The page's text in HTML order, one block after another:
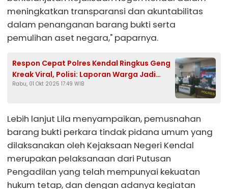
meningkatkan transparansi dan akuntabilitas
dalam penanganan barang bukti serta
pemulihan aset negara," paparnya.
Respon Cepat Polres Kendal Ringkus Geng
Kreak Viral, Polisi: Laporan Warga Jadi
Kunci
Rabu, 01 Okt 2025 17:49 WIB
Lebih lanjut Lila menyampaikan, pemusnahan
barang bukti perkara tindak pidana umum yang
dilaksanakan oleh Kejaksaan Negeri Kendal
merupakan pelaksanaan dari Putusan
Pengadilan yang telah mempunyai kekuatan
hukum tetap, dan dengan adanya kegiatan